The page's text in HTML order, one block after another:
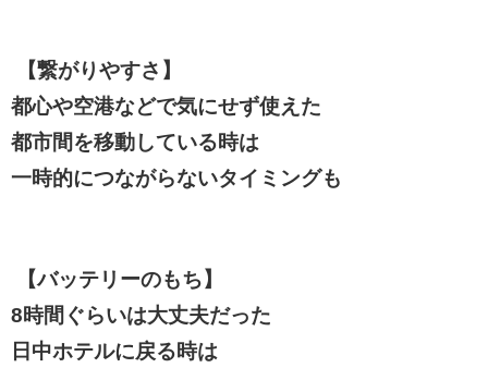
【繋がりやすさ】
都心や空港などで気にせず使えた
都市間を移動している時は
一時的につながらないタイミングも
【バッテリーのもち】
8時間ぐらいは大丈夫だった
日中ホテルに戻る時は